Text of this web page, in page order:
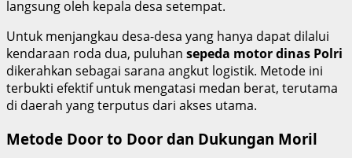
langsung oleh kepala desa setempat.
Untuk menjangkau desa-desa yang hanya dapat dilalui
kendaraan roda dua, puluhan sepeda motor dinas Polri
dikerahkan sebagai sarana angkut logistik. Metode ini
terbukti efektif untuk mengatasi medan berat, terutama
di daerah yang terputus dari akses utama.
Metode Door to Door dan Dukungan Moril